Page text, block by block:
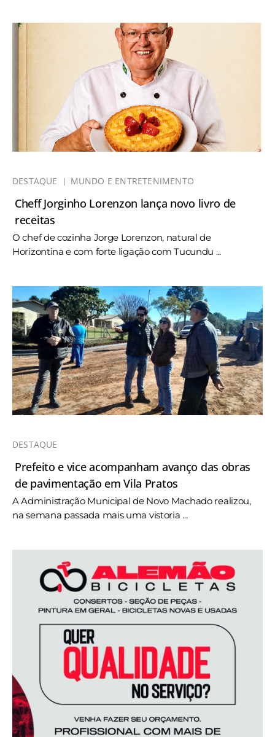
DESTAQUE MUNDO E ENTRETENIMENTO
Cheff Jorginho Lorenzon lança novo livro de
receitas
O chef de cozinha Jorge Lorenzon, natural de
Horizontina e com forte ligação com Tucundu ...
DESTAQUE
Prefeito e vice acompanham avanço das obras
de pavimentação em Vila Pratos
A Administração Municipal de Novo Machado realizou,
na semana passada mais uma vistoria ...